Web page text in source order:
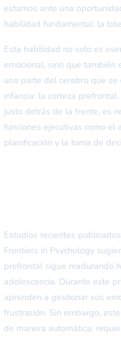
estamos ante una
habilidad fundamental: la
Esta habilidad no solo es
emocional, sino que también
una parte del cerebro que
infancia: la corteza
justo detrás de la frente, es
funciones ejecutivas como el
planificación y la toma de
Estudios recientes
Frontiers in Psychology
prefrontal sigue madurando
adolescencia. Durante este
aprenden a gestionar sus
frustración. Sin embargo,
de manera automática;